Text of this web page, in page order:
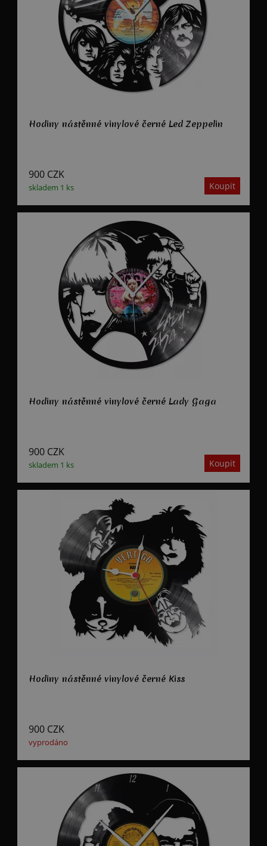
Hodiny nástěnné vinylové černé Led Zeppelin
skladem 1 ks
900 CZK
Hodiny nástěnné vinylové černé Lady Gaga
skladem 1 ks
900 CZK
Hodiny nástěnné vinylové černé Kiss
vyprodáno
900 CZK